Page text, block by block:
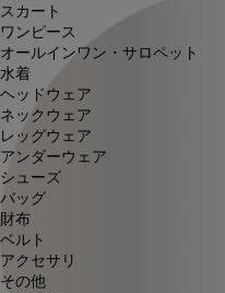
スカート
ワンピース
オールインワン・サロペット
水着
ヘッドウェア
ネックウェア
レッグウェア
アンダーウェア
シューズ
バッグ
財布
ベルト
アクセサリ
その他